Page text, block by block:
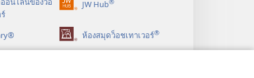
JW Hub
(เปิด
ใหม่) ห้องสมุดว็อชเทาเวอร์®